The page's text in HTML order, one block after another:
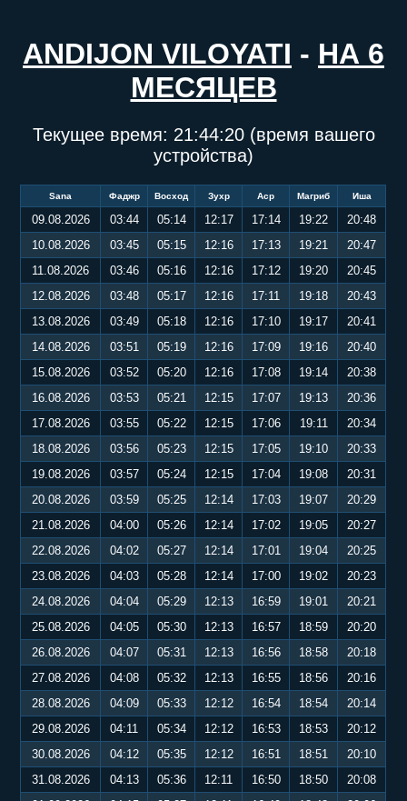
ANDIJON VILOYATI - НА 6
МЕСЯЦЕВ
Текущее время: 21:44:21(время вашего
устройства)
Sana Фаджр Восход Зухр Аср Магриб Иша
09.08.2026 03:44 05:14 12:17 17:14 19:22
20:48
10.08.2026
03:45 05:15 12:16 17:13 19:21
20:47
11.08.2026
03:46 05:16 12:16 17:12 19:20
20:45
12.08.2026
03:48 05:17 12:16 17:11 19:18
20:43
13.08.2026
03:49 05:18 12:16 17:10 19:17
20:41
14.08.2026
03:51 05:19 12:16 17:09 19:16
20:40
15.08.2026
03:52 05:20 12:16 17:08 19:14
20:38
16.08.2026
03:53 05:21 12:15 17:07 19:13
20:36
17.08.2026
03:55 05:22 12:15 17:06 19:11
20:34
18.08.2026
03:56 05:23 12:15 17:05 19:10
20:33
19.08.2026
03:57 05:24 12:15 17:04 19:08
20:31
20.08.2026
03:59 05:25 12:14 17:03 19:07
20:29
21.08.2026
04:00 05:26 12:14 17:02 19:05
20:27
22.08.2026
04:02 05:27 12:14 17:01 19:04
20:25
23.08.2026
04:03 05:28 12:14 17:00 19:02
20:23
24.08.2026
04:04 05:29 12:13 16:59 19:01
20:21
25.08.2026
04:05 05:30 12:13 16:57 18:59
20:20
26.08.2026
04:07 05:31 12:13 16:56 18:58
20:18
27.08.2026
04:08 05:32 12:13 16:55 18:56
20:16
28.08.2026
04:09 05:33 12:12 16:54 18:54
20:14
29.08.2026
04:11 05:34 12:12 16:53 18:53
20:12
30.08.2026
04:12 05:35 12:12 16:51 18:51
20:10
31.08.2026
04:13 05:36 12:11 16:50 18:50
20:08